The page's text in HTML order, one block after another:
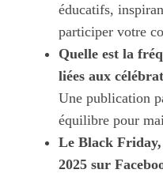
éducatifs,
participer votre
Quelle est la
liées aux
Une publication
équilibre pour
Le Black
2025 sur